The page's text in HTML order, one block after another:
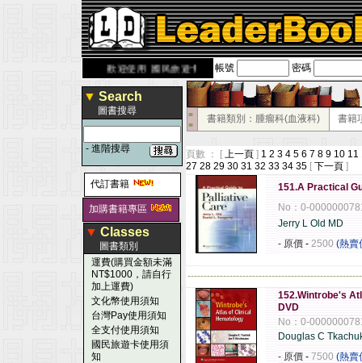
歡迎使用 國民旅遊卡！！ 帳號 密碼
▼ Search
圖書搜尋
- 進階搜尋
代訂書籍
加購書籍專區
▼ Classes
圖書類別
運費(購買金額未滿
NT$1000，請自行
加上運費)
文化幣使用須知
台灣Pay使用須知
全支付使用須知
國民旅遊卡使用須
知
■
■
書籍類別：腫瘤科(血液科) 書籍
頁數 ： [ 上一頁 ] 1 2 3 4 5 6 7 8 9 10 11
27 28 29 30 31 32 33 34 35 [ 下一頁 ]
151.A Practical
No：0-
Jerry L Old MD
- 原價 - 2500 (熱賣
152.Wintrobe's
DVD
No：0-
Douglas C
- 原價 - 7500 (熱賣